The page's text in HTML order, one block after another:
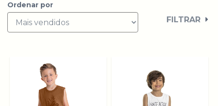
Ordenar por
FILTRAR